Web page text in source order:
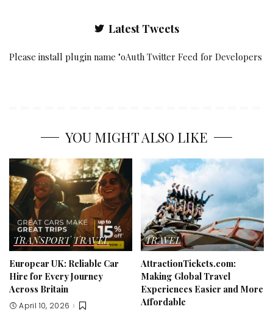
Latest Tweets
Please install plugin name "oAuth Twitter Feed for Developers
YOU MIGHT ALSO LIKE
TRANSPORT TRAVEL
Europcar UK: Reliable Car
Hire for Every Journey
Across Britain
April 10, 2026
TRAVEL
AttractionTickets.com:
Making Global Travel
Experiences Easier and More
Affordable